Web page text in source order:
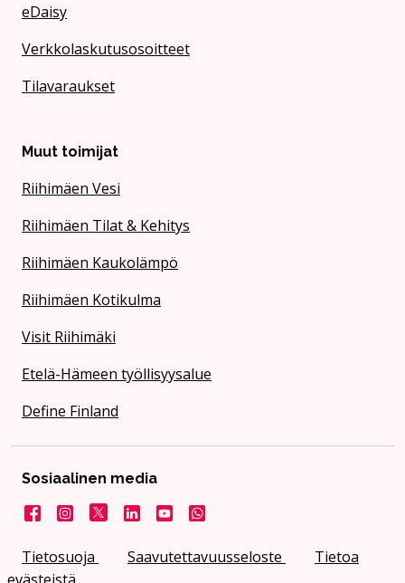
eDaisy
Verkkolaskutusosoitteet
Tilavaraukset
Muut toimijat
Riihimäen Vesi
Riihimäen Tilat & Kehitys
Riihimäen Kaukolämpö
Riihimäen Kotikulma
Visit Riihimäki
Etelä-Hämeen työllisyysalue
Define Finland
Tietosuoja Saavutettavuusseloste
Tietoa
Sosiaalinen media
FacebookInstagram
X LinkedInYouTubeKaupunki WhatsApissa